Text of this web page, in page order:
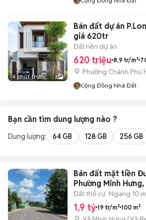
4 phút trước 3
Bán đất dự án
giá 620tr
Đất nền dự án
620 triệu 8,9 tr/m²
Phường Chánh Phú
Cộng Đồng Nhà Đất
Bạn cần tìm dung lượng nào ?
Dung lượng: 64 GB 128 GB 256 GB
Bán đất mặt tiền
Phường Minh
Đất thổ cư Ngang 10 m
1,9 tỷ 19 tr/m² 100 m²